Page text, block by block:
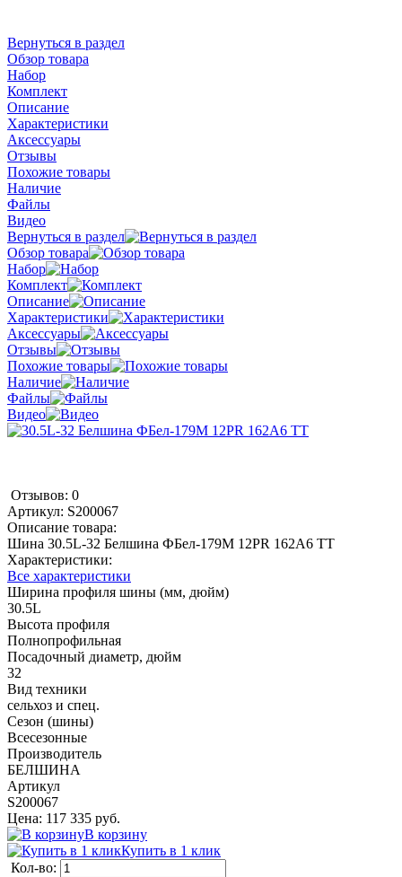
Вернуться в раздел
Обзор товара
Набор
Комплект
Описание
Характеристики
Аксессуары
Отзывы
Похожие товары
Наличие
Файлы
Видео
Вернуться в раздел
Обзор товара
Набор
Комплект
Описание
Характеристики
Аксессуары
Отзывы
Похожие товары
Наличие
Файлы
Видео
Отзывов: 0
Артикул: S200067
Описание товара:
Шина 30.5L-32 Белшина ФБел-179М 12PR 162А6 TT
Характеристики:
Все характеристики
Ширина профиля шины (мм, дюйм)
30.5L
Высота профиля
Полнопрофильная
Посадочный диаметр, дюйм
32
Вид техники
сельхоз и спец.
Сезон (шины)
Всесезонные
Производитель
БЕЛШИНА
Артикул
S200067
Цена: 117 335 руб.
В корзину
Купить в 1 клик
Кол-во: